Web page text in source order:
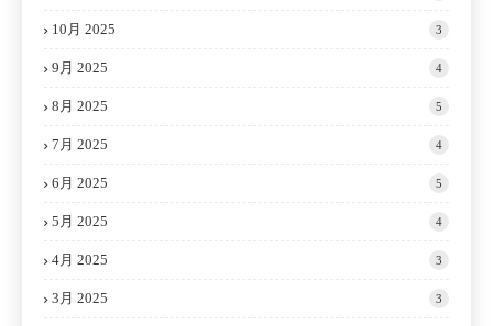
10月 2025 3
9月 2025 4
8月 2025 5
7月 2025 4
6月 2025 5
5月 2025 4
4月 2025 3
3月 2025 3